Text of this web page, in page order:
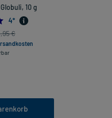
10 g
4.75
4*
€